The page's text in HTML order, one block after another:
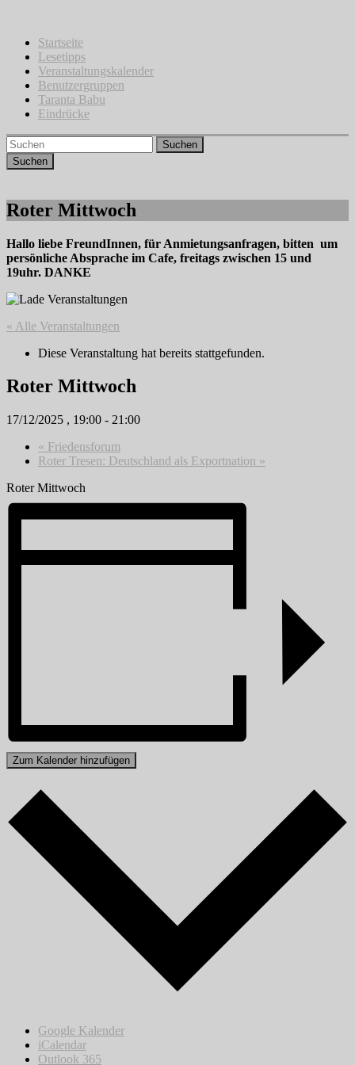
springenStartseite
Lesetipps
Veranstaltungskalender
Benutzergruppen
Taranta Babu
Eindrücke
Suchen
Roter Mittwoch
Hallo liebe FreundInnen, für Anmietungsanfragen, bitten um
persönliche Absprache im Cafe, freitags zwischen 15 und
19uhr. DANKE
« Alle Veranstaltungen
Diese Veranstaltung hat bereits stattgefunden.
Roter Mittwoch
17/12/2025 , 19:00 - 21:00
« Friedensforum
Roter Tresen: Deutschland als Exportnation »
Roter Mittwoch
Zum Kalender hinzufügen
Google Kalender
iCalendar
Outlook 365